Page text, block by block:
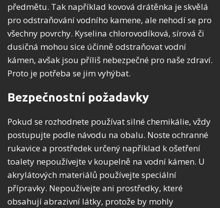
předmětu. Tak například kovová drátěnka je skvělá
pro odstraňování vodního kamene, ale nehodí se pro
všechny povrchy. Kyselina chlorovodíková, sírová či
dusičná mohou sice účinně odstraňovat vodní
kámen, avšak jsou příliš nebezpečné pro naše zdraví.
Proto je potřeba se jim vyhýbat.
Bezpečnostní požadavky
Pokud se rozhodnete používat silné chemikálie, vždy
postupujte podle návodu na obalu. Noste ochranné
rukavice a prostředek určený například k ošetření
toalety nepoužívejte v koupelně na vodní kámen. U
akrylátových materiálů používejte speciální
přípravky. Nepoužívejte ani prostředky, které
obsahují abrazivní látky, protože by mohly